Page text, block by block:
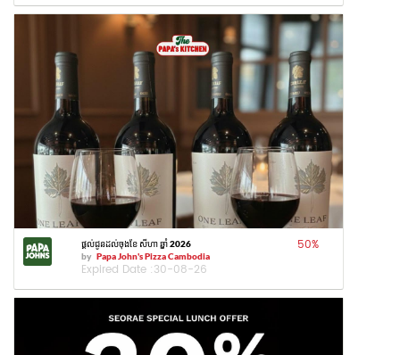
ផ្តល់ជូនដល់ចុងខែ សីហា ឆ្នាំ 2026
by Papa John's Pizza Cambodia
Expired Date :30-08-26
50%